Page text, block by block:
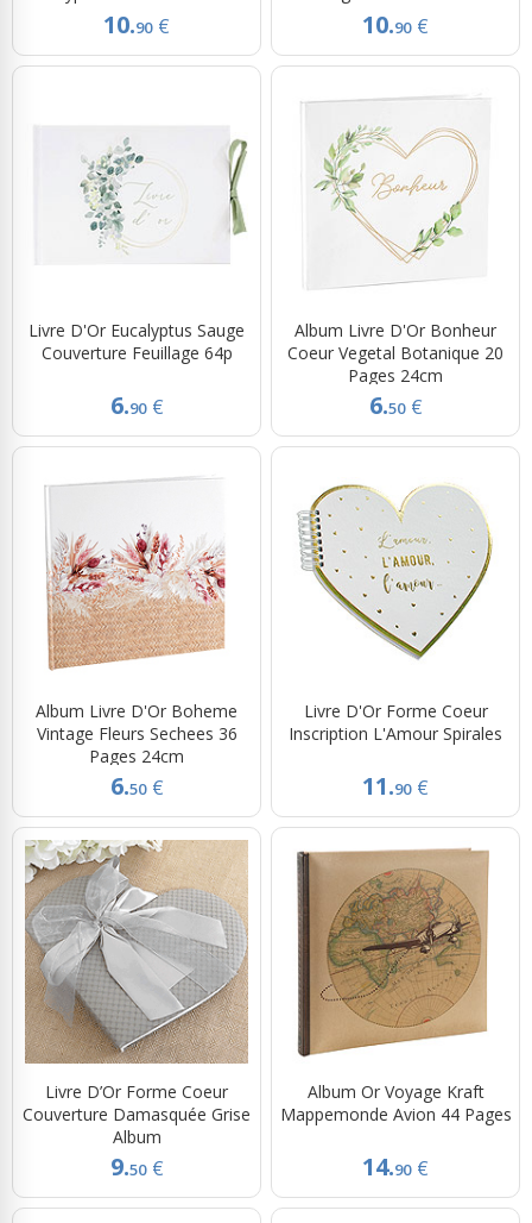
10.90 € 10.90 €
Livre D'Or Eucalyptus Sauge
Couverture Feuillage 64p
6.90 €
Album Livre D'Or Bonheur
Coeur Vegetal Botanique 20
Pages 24cm
6.50 €
Album Livre D'Or Boheme
Vintage Fleurs Sechees 36
Pages 24cm
6.50 €
Livre D'Or Forme Coeur
Inscription L'Amour Spirales
11.90 €
Livre D’Or Forme Coeur
Couverture Damasquée Grise
Album
9.50 €
Album Or Voyage Kraft
Mappemonde Avion 44 Pages
14.90 €